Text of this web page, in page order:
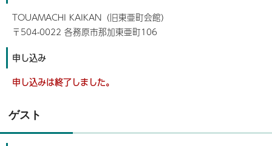
TOUAMACHI KAIKAN（旧東亜町会館）
〒504-0022 各務原市那加東亜町106
申し込み
申し込みは終了しました。
ゲスト